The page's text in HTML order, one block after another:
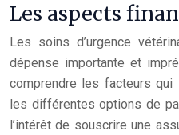
Les aspects
Les soins d’urgence
dépense importante et
comprendre les facteurs
les différentes options de
l’intérêt de souscrire une